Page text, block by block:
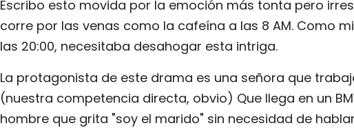
Escribo esto movida por la emoción más tonta pero
corre por las venas como la cafeína a las 8 AM. Como
las 20:00, necesitaba desahogar esta intriga.
La protagonista de este drama es una señora que
(nuestra competencia directa, obvio) Que llega en un
hombre que grita "soy el marido" sin necesidad de